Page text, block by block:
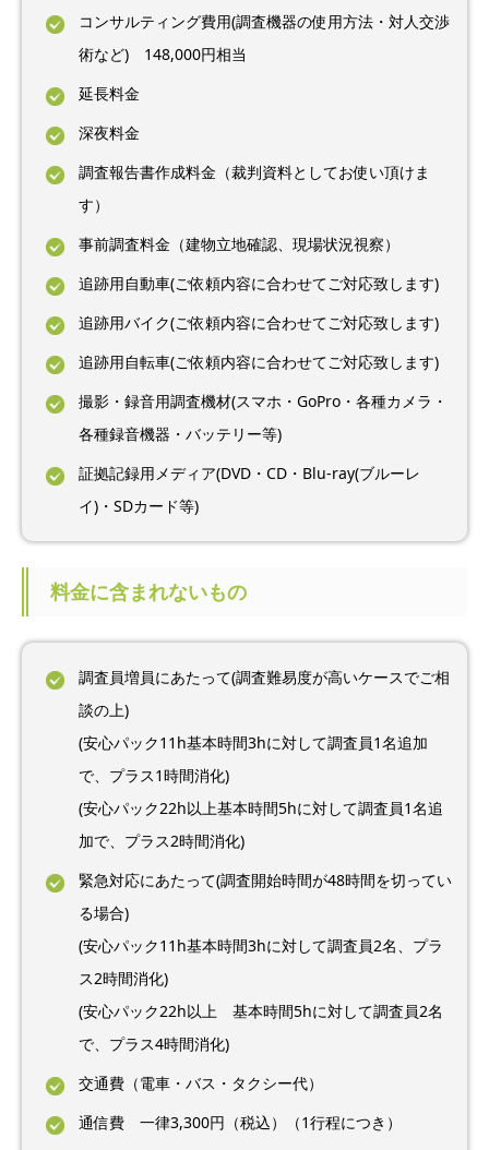
コンサルティング費用(調査機器の使用方法・対人交渉
術など) 148,000円相当
延長料金
深夜料金
調査報告書作成料金（裁判資料としてお使い頂けま
す）
事前調査料金（建物立地確認、現場状況視察）
追跡用自動車(ご依頼内容に合わせてご対応致します)
追跡用バイク(ご依頼内容に合わせてご対応致します)
追跡用自転車(ご依頼内容に合わせてご対応致します)
撮影・録音用調査機材(スマホ・GoPro・各種カメラ・
各種録音機器・バッテリー等)
証拠記録用メディア(DVD・CD・Blu-ray(ブルーレ
イ)・SDカード等)
料金に含まれないもの
調査員増員にあたって(調査難易度が高いケースでご相
談の上)
(安心パック11h基本時間3hに対して調査員1名追加
で、プラス1時間消化)
(安心パック22h以上基本時間5hに対して調査員1名追
加で、プラス2時間消化)
緊急対応にあたって(調査開始時間が48時間を切ってい
る場合)
(安心パック11h基本時間3hに対して調査員2名、プラ
ス2時間消化)
(安心パック22h以上 基本時間5hに対して調査員2名
で、プラス4時間消化)
交通費（電車・バス・タクシー代）
通信費 一律3,300円（税込）（1行程につき）